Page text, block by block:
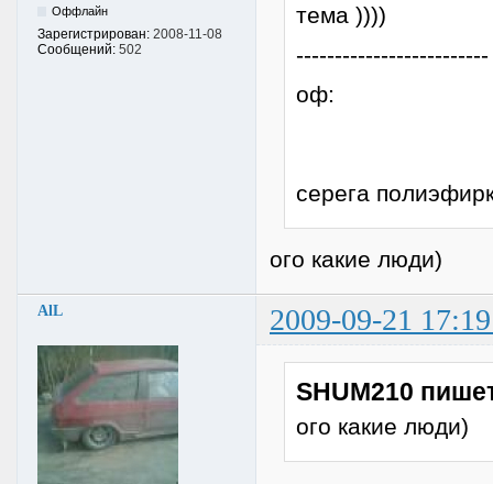
Оффлайн
Зарегистрирован: 2008-11-08
Сообщений: 502
тема ))))
-------------------------
оф:
серега
ого какие люди)
AlL 2009-09-21
SHUM210
ого какие люди)